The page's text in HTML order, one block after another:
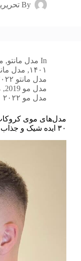
By
In مدل مانتو,
۱۴۰۱, مدل مانتو
مدل مانتو ۲۰۲۲
مدل مو 2019
,
مدل مو ۲۰۲۲
۳۰ ایده شیک و جذاب